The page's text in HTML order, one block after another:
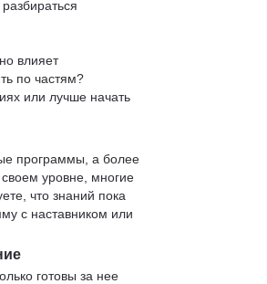
влияет
по частям?
или лучше начать
программы, а более
уровне, многие
что знаний пока
с наставником или
готовы за нее